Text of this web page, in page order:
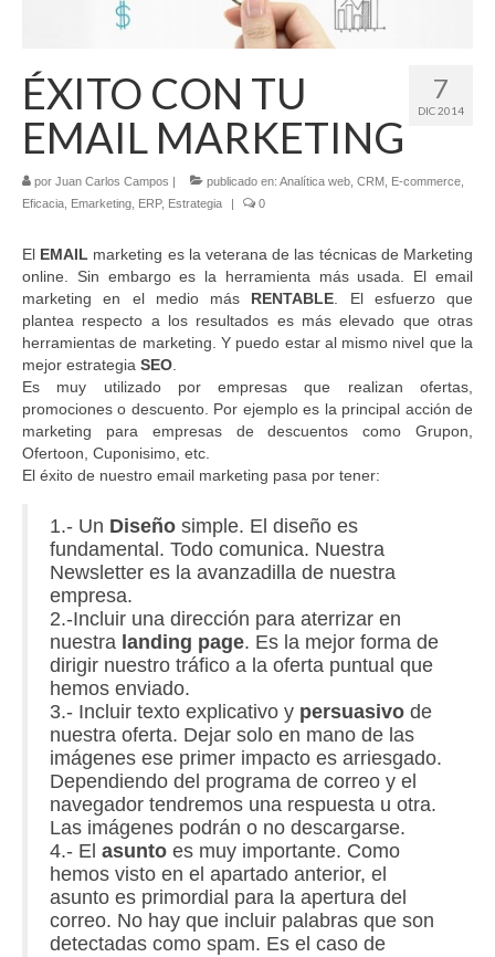
Talento Directivo
7
DIC 2014
ÉXITO CON TU
EMAIL MARKETING
por Juan Carlos Campos | publicado en: Analítica web CRM E-commerce
Eficacia Emarketing ERP, Estrategia | 0
El EMAIL marketing es la veterana de las técnicas de Marketing
online. Sin embargo es la herramienta más usada. El email
marketing en el medio más RENTABLE . El esfuerzo que
plantea respecto a los resultados es más elevado que otras
herramientas de marketing. Y puedo estar al mismo nivel que la
mejor estrategia SEO
Es muy utilizado por empresas que realizan ofertas,
promociones o descuento. Por ejemplo es la principal acción de
marketing para empresas de descuentos como Grupon,
Ofertoon, Cuponisimo, etc.
El éxito de nuestro email marketing pasa por tener:
1.- Un Diseño simple. El diseño es
fundamental. Todo comunica. Nuestra
Newsletter es la avanzadilla de nuestra
empresa.
2.-Incluir una dirección para aterrizar en
nuestra landing page. Es la mejor forma de
dirigir nuestro tráfico a la oferta puntual que
hemos enviado.
3.- Incluir texto explicativo y persuasivo de
nuestra oferta. Dejar solo en mano de las
imágenes ese primer impacto es arriesgado.
Dependiendo del programa de correo y el
navegador tendremos una respuesta u otra.
Las imágenes podrán o no descargarse.
4.- El asunto es muy importante. Como
hemos visto en el apartado anterior, el
asunto es primordial para la apertura del
correo. No hay que incluir palabras que son
detectadas como spam. Es el caso de